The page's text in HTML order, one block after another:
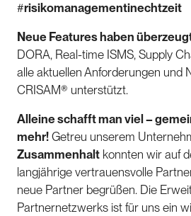
#risikomanagementinechtzeit
Neue Features haben
DORA, Real-time ISMS, Supply
alle aktuellen Anforderungen und
CRISAM® unterstützt.
Alleine schafft man viel –
mehr! Getreu unserem
Zusammenhalt konnten wir auf
langjährige vertrauensvolle
neue Partner begrüßen. Die
Partnernetzwerks ist für uns ein